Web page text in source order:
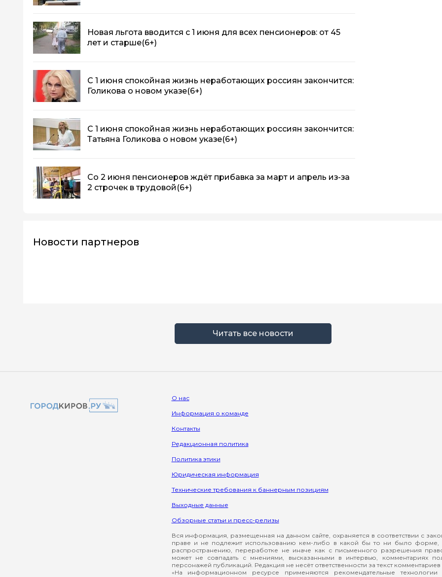
Новая льгота вводится с 1 июня для всех пенсионеров: от 45
лет и старше(6+)
C 1 июня спокойная жизнь неработающих россиян закончится:
Голикова о новом указе(6+)
C 1 июня спокойная жизнь неработающих россиян закончится:
Татьяна Голикова о новом указе(6+)
Со 2 июня пенсионеров ждёт прибавка за март и апрель из-за
2 строчек в трудовой (6+)
Новости партнеров
Читать все новости
О нас
Информация о команде
Контакты
Редакционная политика
Политика этики
Юридическая информация
Технические требования к баннерным позициям
Выходные данные
Обзорные статьи и пресс-релизы
Вся информация, размещенная на данном сайте, охраняется в соответствии с
праве и не подлежит использованию кем-либо в какой бы то ни было форме,
распространению, переработке не иначе как с письменного разрешения
может не совпадать с мнениями, высказанными в интервью, комментариях
персонажей публикаций. Редакция не несёт ответственности за текст комментариев
«На информационном ресурсе применяются рекомендательные